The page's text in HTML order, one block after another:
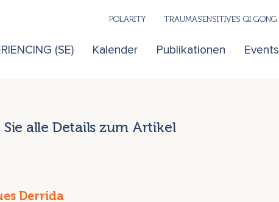
(SE) Kalender Publikationen Events
POLARITY TRAUMASENSITIVES QI GONG
alle Details zum Artikel
Derrida